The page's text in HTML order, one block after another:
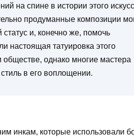
на спине в истории этого
продуманные композиции
и, конечно же, помочь
настоящая татуировка этого
однако многие мастера
в его воплощении.
инкам, которые использовали